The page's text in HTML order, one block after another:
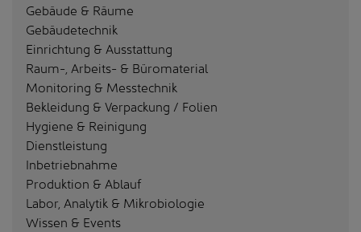
Gebäude & Räume
Gebäudetechnik
Einrichtung & Ausstattung
Raum-, Arbeits- & Büromaterial
Monitoring & Messtechnik
Bekleidung & Verpackung / Folien
Hygiene & Reinigung
Dienstleistung
Inbetriebnahme
Produktion & Ablauf
Labor, Analytik & Mikrobiologie
Wissen & Events